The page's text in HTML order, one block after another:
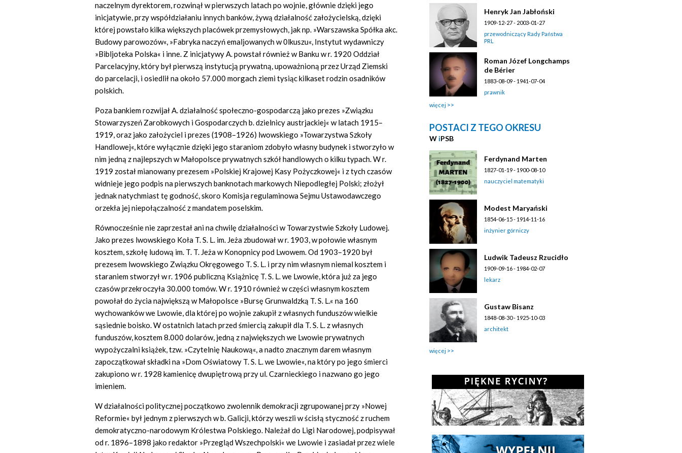
naczelnym dyrektorem, rozwinął w pierwszych latach po wojnie, głównie dzięki jego
inicjatywie, przy współdziałaniu innych banków, żywą działalność założycielską, dzięki
której powstało kilka większych placówek przemysłowych, jak np. »Warszawska Spółka akc.
Budowy parowozów«, »Fabryka naczyń emaljowanych w 0lkuszu«, Instytut wydawniczy
»Bibljoteka Polska« i inne. Z inicjatywy A. powstał również w Banku w r. 1920 Oddział
Parcelacyjny, który był pierwszą instytucją prywatną, upoważnioną przez Urząd Ziemski
do parcelacji, i osiedlił na około 57.000 morgach ziemi tysiąc kilkaset rodzin osadników
polskich.
Poza bankiem rozwijał A. działalność społeczno-gospodarczą jako prezes »Związku
Stowarzyszeń Zarobkowych i Gospodarczych b. dzielnicy austrjackiej« w latach 1915–
1919, oraz jako założyciel i prezes (1908–1926) lwowskiego »Towarzystwa Szkoły
Handlowej«, które wyłącznie dzięki jego staraniom zdobyło własny budynek i stworzyło w
nim jedną z najlepszych w Małopolsce prywatnych szkół handlowych o kilku typach. W r.
1919 został mianowany prezesem »Polskiej Krajowej Kasy Pożyczkowej« i z tych czasów
widnieje jego podpis na pierwszych banknotach markowych Niepodległej Polski; złożył
jednak natychmiast tę godność, skoro Komisja regulaminowa Sejmu Ustawodawczego
orzekła jej niepołączalność z mandatem poselskim.
Równocześnie nie zaprzestał ani na chwilę działalności w Towarzystwie Szkoły Ludowej.
Jako prezes lwowskiego Koła T. S. L. im. Jeża zbudował w r. 1903, w połowie własnym
kosztem, szkołę ludową im. T. T. Jeża w Konopnicy pod Lwowem. Od 1903–1920 był
prezesem lwowskiego Związku Okręgowego T. S. L. i przy nim własnym niemal kosztem i
staraniem stworzył w r. 1906 publiczną Książnicę T. S. L. we Lwowie, która już za jego
czasów przekroczyła 30.000 tomów. W r. 1910 również w części własnym kosztem
powołał do życia największą w Małopolsce »Bursę Grunwaldzką T. S. L.« na 160
wychowanków we Lwowie, dla której po wojnie zakupił z własnych funduszów wielkie
sąsiednie boisko. W ostatnich latach przed śmiercią zakupił dla T. S. L. z własnych
funduszów, kosztem 8.000 dolarów, jedną z największych we Lwowie prywatnych
wypożyczalni książek, tzw. »Czytelnię Naukową«, a nadto znacznym darem własnym
zapoczątkował składki na »Dom Oświatowy T. S. L. we Lwowie«, na który po jego śmierci
zakupiono w r. 1928 kamienicę dwupiętrową przy ul. Czarnieckiego i nazwano go jego
imieniem.
W działalności politycznej początkowo zwolennik demokracji zgrupowanej przy »Nowej
Reformie« był jednym z pierwszych w b. Galicji, którzy weszli w ścisłą styczność z ruchem
demokratyczno-narodowym Królestwa Polskiego. Należał do Ligi Narodowej, podpisywał
od r. 1896–1898 jako redaktor »Przegląd Wszechpolski« we Lwowie i zasiadał przez wiele
Henryk Jan Jabłoński
1909-12-27 - 2003-01-27
przewodniczący Rady Państwa
PRL
Roman Józef Longchamps
de Bérier
1883-08-09 - 1941-07-04
prawnik
więcej
POSTACI Z TEGO OKRESU
W iPSB
Ferdynand Marten
1827-01-19 - 1900-08-10
nauczyciel matematyki
Modest Maryański
1854-06-15 - 1914-11-16
inżynier górniczy
Ludwik Tadeusz Rzucidło
1909-09-16 - 1984-02-07
lekarz
Gustaw Bisanz
1848-08-30 - 1925-10-03
architekt
więcej